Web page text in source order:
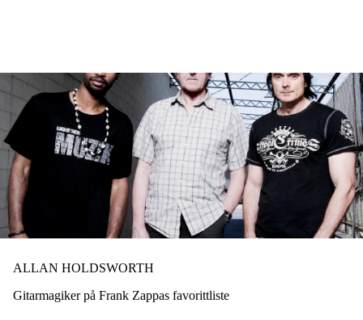
ALLAN HOLDSWORTH
Gitarmagiker på Frank Zappas favorittliste